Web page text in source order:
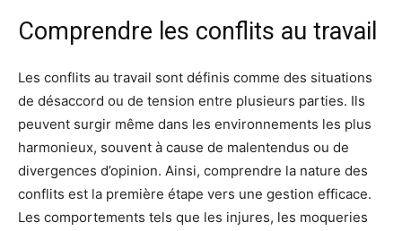
Comprendre les conflits au travail
Les conflits au travail sont définis comme des situations
de désaccord ou de tension entre plusieurs parties. Ils
peuvent surgir même dans les environnements les plus
harmonieux, souvent à cause de malentendus ou de
divergences d’opinion. Ainsi, comprendre la nature des
conflits est la première étape vers une gestion efficace.
Les comportements tels que les injures, les moqueries